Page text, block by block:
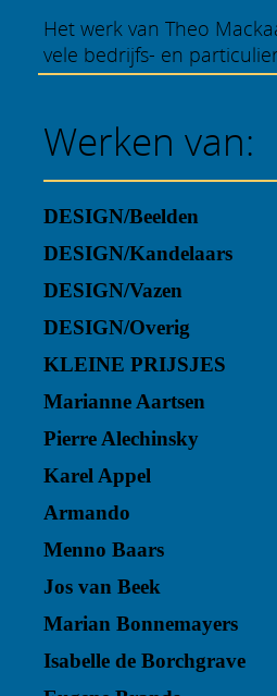
Het werk van Theo
vele bedrijfs- en
Werken van:
DESIGN/Beelden
DESIGN/Kandelaars
DESIGN/Vazen
DESIGN/Overig
KLEINE PRIJSJES
Marianne Aartsen
Pierre Alechinsky
Karel Appel
Armando
Menno Baars
Jos van Beek
Marian Bonnemayers
Isabelle de Borchgrave